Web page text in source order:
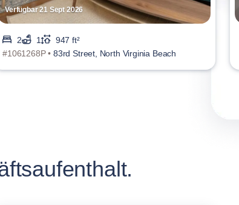
Verfügbar 21 Sept 2026
2 1
947 ft²
#1061268P • 83rd Street, North Virginia Beach